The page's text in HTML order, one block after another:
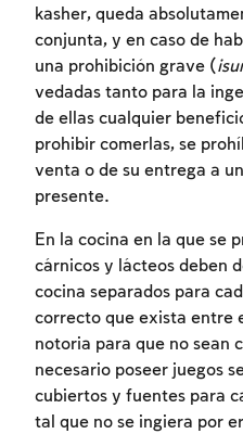
kasher, queda
conjunta, y en caso de
una prohibición grave (
vedadas tanto para la
de ellas cualquier
prohibir comerlas, se
venta o de su entrega a
presente.
En la cocina en la que se
cárnicos y lácteos deben
cocina separados para
correcto que exista entre
notoria para que no sean
necesario poseer juegos
cubiertos y fuentes para
tal que no se ingiera por